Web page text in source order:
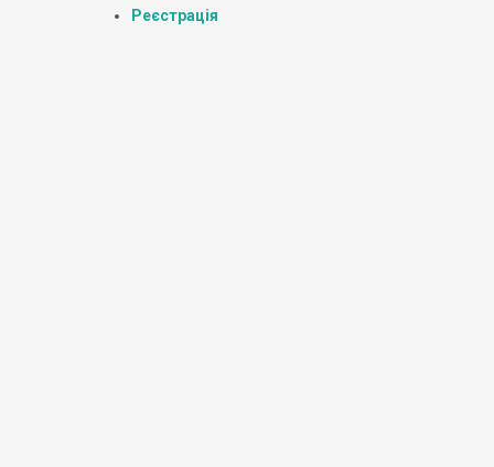
Реєстрація